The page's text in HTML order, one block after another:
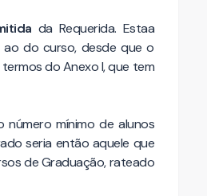
da Requerida. Estaa
do curso, desde que o
do Anexo I, que tem
mínimo de alunos
seria então aquele que
de Graduação, rateado